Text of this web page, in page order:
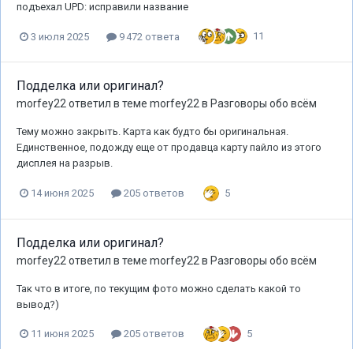
подъехал UPD: исправили название
3 июля 2025 9 472 ответа 11
Подделка или оригинал?
morfey22ответил в теме morfey22в Разговоры обо всём
Тему можно закрыть. Карта как будто бы оригинальная.
Единственное, подожду еще от продавца карту пайло из этого
дисплея на разрыв.
14 июня 2025 205 ответов 5
Подделка или оригинал?
morfey22 ответил в теме morfey22 в Разговоры обо всём
Так что в итоге, по текущим фото можно сделать какой то
вывод?)
11 июня 2025 205 ответов 5